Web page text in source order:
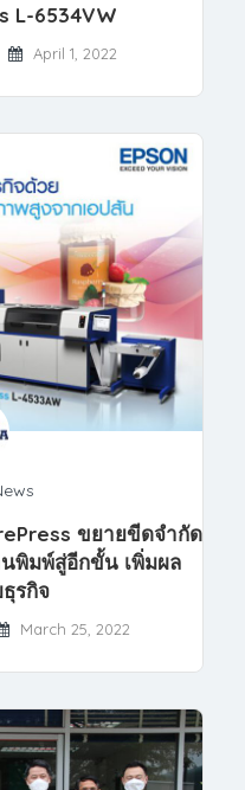
L-6534VW
April 1, 2022
ขยายขีดจำกัด
พิมพ์สู่อีกขั้น เพิ่มผล
รกิจ
March 25, 2022